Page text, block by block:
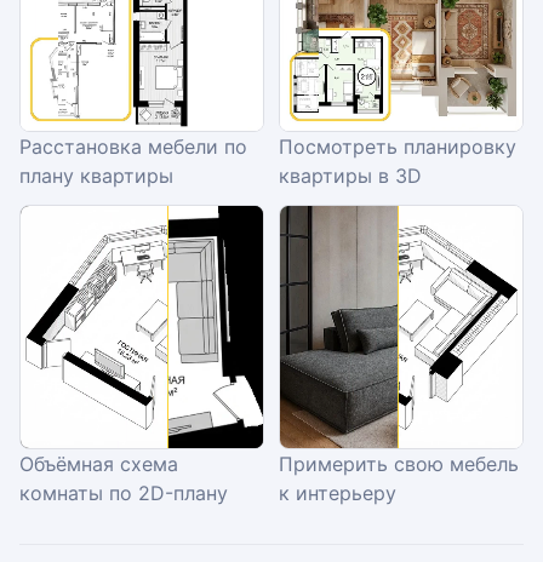
Расстановка мебели по
плану квартиры
Посмотреть планировку
квартиры в 3D
Объёмная схема
комнаты по 2D-плану
Примерить свою мебель
к интерьеру